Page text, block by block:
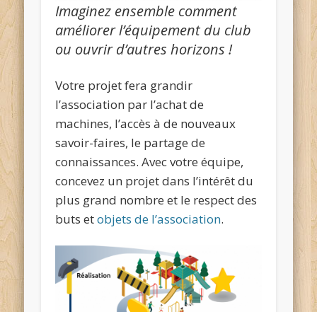
Imaginez ensemble comment
améliorer l’équipement du club
ou ouvrir d’autres horizons !
Votre projet fera grandir
l’association par l’achat de
machines, l’accès à de nouveaux
savoir-faires, le partage de
connaissances. Avec votre équipe,
concevez un projet dans l’intérêt du
plus grand nombre et le respect des
buts etobjets de l’association.